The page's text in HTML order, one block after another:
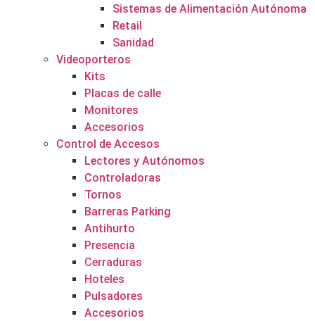
Sistemas de Alimentación Autónoma
Retail
Sanidad
Videoporteros
Kits
Placas de calle
Monitores
Accesorios
Control de Accesos
Lectores y Autónomos
Controladoras
Tornos
Barreras Parking
Antihurto
Presencia
Cerraduras
Hoteles
Pulsadores
Accesorios